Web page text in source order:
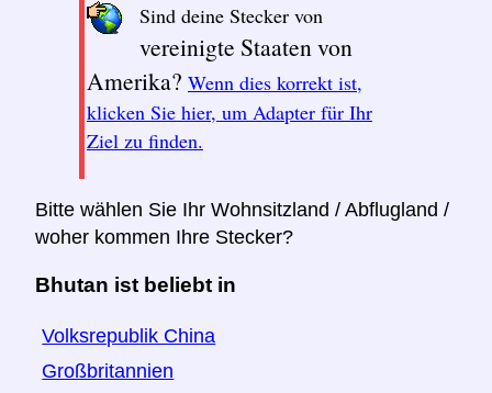
Sind deine Stecker von
vereinigte Staaten von
Amerika? Wenn dies korrekt ist,
klicken Sie hier, um Adapter für Ihr
Ziel zu finden.
Bitte wählen Sie Ihr Wohnsitzland / Abflugland /
woher kommen Ihre Stecker?
Bhutan ist beliebt in
Volksrepublik China
Großbritannien